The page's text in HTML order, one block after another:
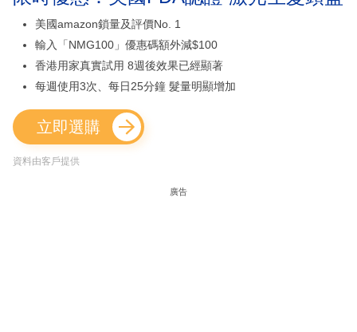
美國amazon鎖量及評價No. 1
輸入「NMG100」優惠碼額外減$100
香港用家真實試用 8週後效果已經顯著
每週使用3次、每日25分鐘 髮量明顯增加
立即選購
資料由客戶提供
廣告